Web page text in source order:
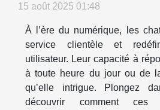
15 août 2025 01:48
À l’ère du numérique, les
service clientèle et
utilisateur. Leur capacité à
à toute heure du jour ou de
qu’elle intrigue. Plongez
découvrir comment ces